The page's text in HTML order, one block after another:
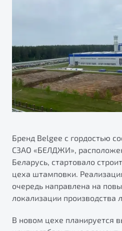
от 2 219 990 ₽*
Обзор В наличии
S50
Страхование
Расчет КАСКО
автомобиля Belgee
Belgee Линк
Belgee Клуб
Belgee Плюс
Реферальная программа
Помощь на дорогах
Бренд Belgee с гордостью
СЗАО «БЕЛДЖИ»,
Беларусь, стартовало
цеха штамповки.
очередь направлена на
локализации производства
В новом цехе планируется